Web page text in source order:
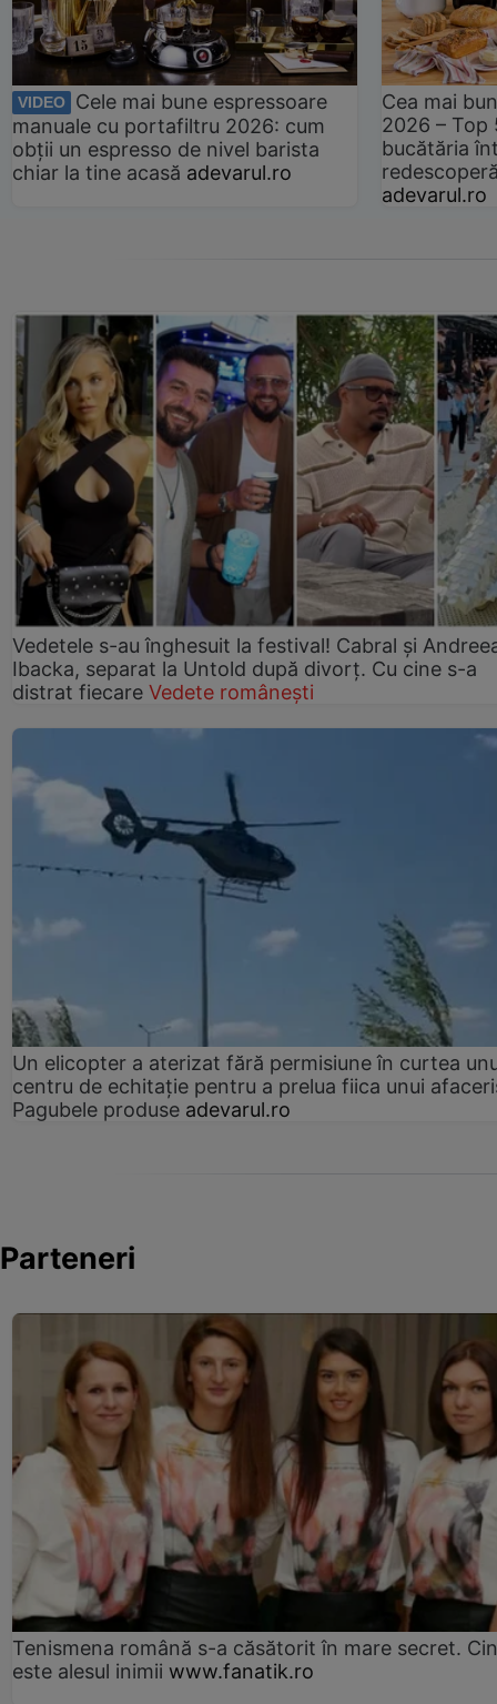
VIDEO
Cele mai bune espressoare
manuale cu portafiltru 2026: cum
obții un espresso de nivel barista
chiar la tine acasă adevarul.ro
Cea mai
2026 –
bucătăria
adevarul.ro
Vedetele s-au înghesuit la festival! Cabral și
Ibacka, separat la Untold după divorț. Cu cine s-a
distrat fiecare Vedete românești
Un elicopter a aterizat fără permisiune în curtea
centru de echitație pentru a prelua fiica unui
Pagubele produse adevarul.ro
Parteneri
Tenismena română s-a căsătorit în mare secret.
este alesul inimii www.fanatik.ro